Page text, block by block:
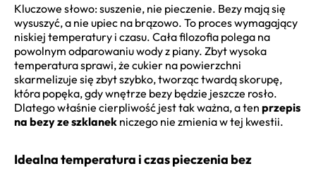
Kluczowe słowo: suszenie, nie pieczenie. Bezy mają się
wysuszyć, a nie upiec na brązowo. To proces wymagający
niskiej temperatury i czasu. Cała filozofia polega na
powolnym odparowaniu wody z piany. Zbyt wysoka
temperatura sprawi, że cukier na powierzchni
skarmelizuje się zbyt szybko, tworząc twardą skorupę,
która popęka, gdy wnętrze bezy będzie jeszcze rosło.
Dlatego właśnie cierpliwość jest tak ważna, a ten przepis
na bezy ze szklanek niczego nie zmienia w tej kwestii.
Idealna temperatura i czas pieczenia bez